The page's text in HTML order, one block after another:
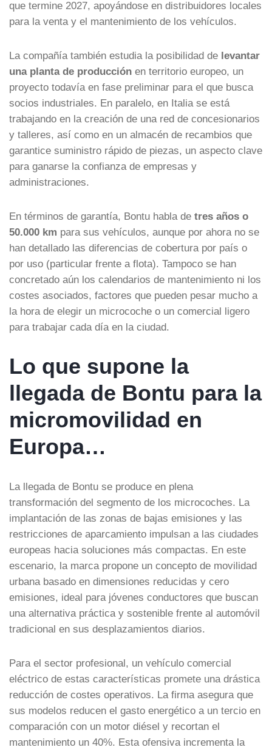
que termine 2027, apoyándose en distribuidores locales
para la venta y el mantenimiento de los vehículos.
La compañía también estudia la posibilidad de levantar
una planta de producción en territorio europeo, un
proyecto todavía en fase preliminar para el que busca
socios industriales. En paralelo, en Italia se está
trabajando en la creación de una red de concesionarios
y talleres, así como en un almacén de recambios que
garantice suministro rápido de piezas, un aspecto clave
para ganarse la confianza de empresas y
administraciones.
En términos de garantía, Bontu habla de tres años o
50.000 km para sus vehículos, aunque por ahora no se
han detallado las diferencias de cobertura por país o
por uso (particular frente a flota). Tampoco se han
concretado aún los calendarios de mantenimiento ni los
costes asociados, factores que pueden pesar mucho a
la hora de elegir un microcoche o un comercial ligero
para trabajar cada día en la ciudad.
Lo que supone la
llegada de Bontu para la
micromovilidad en
Europa…
La llegada de Bontu se produce en plena
transformación del segmento de los microcoches. La
implantación de las zonas de bajas emisiones y las
restricciones de aparcamiento impulsan a las ciudades
europeas hacia soluciones más compactas. En este
escenario, la marca propone un concepto de movilidad
urbana basado en dimensiones reducidas y cero
emisiones, ideal para jóvenes conductores que buscan
una alternativa práctica y sostenible frente al automóvil
tradicional en sus desplazamientos diarios.
Para el sector profesional, un vehículo comercial
eléctrico de estas características promete una drástica
reducción de costes operativos. La firma asegura que
sus modelos reducen el gasto energético a un tercio en
comparación con un motor diésel y recortan el
mantenimiento un 40%. Esta ofensiva incrementa la